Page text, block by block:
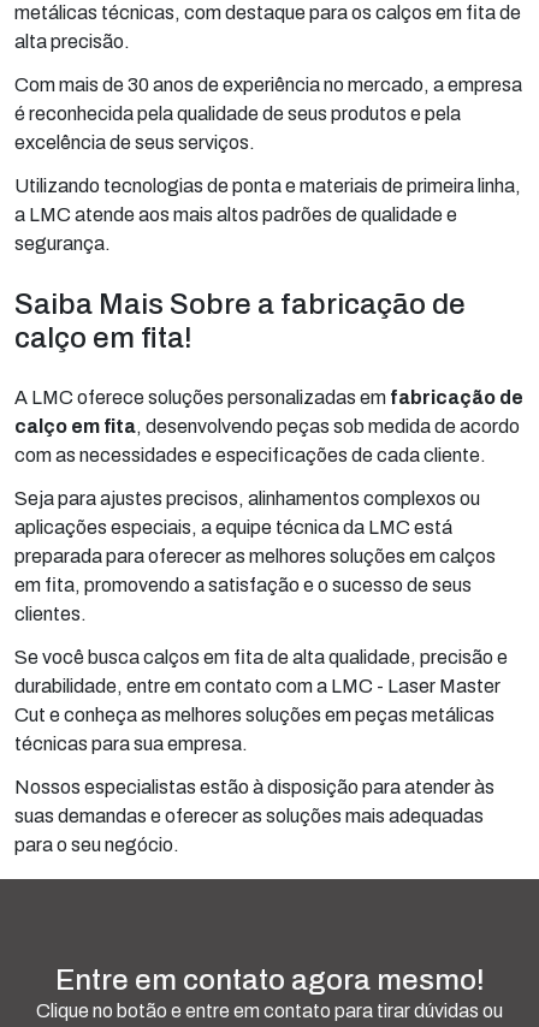
metálicas técnicas, com destaque para os calços em fita de
alta precisão.
Com mais de 30 anos de experiência no mercado, a empresa
é reconhecida pela qualidade de seus produtos e pela
excelência de seus serviços.
Utilizando tecnologias de ponta e materiais de primeira linha,
a LMC atende aos mais altos padrões de qualidade e
segurança.
Saiba Mais Sobre a fabricação de
calço em fita!
A LMC oferece soluções personalizadas em fabricação de
calço em fita, desenvolvendo peças sob medida de acordo
com as necessidades e especificações de cada cliente.
Seja para ajustes precisos, alinhamentos complexos ou
aplicações especiais, a equipe técnica da LMC está
preparada para oferecer as melhores soluções em calços
em fita, promovendo a satisfação e o sucesso de seus
clientes.
Se você busca calços em fita de alta qualidade, precisão e
durabilidade, entre em contato com a LMC - Laser Master
Cut e conheça as melhores soluções em peças metálicas
técnicas para sua empresa.
Nossos especialistas estão à disposição para atender às
suas demandas e oferecer as soluções mais adequadas
para o seu negócio.
Entre em contato agora mesmo!
Clique no botão e entre em contato para tirar dúvidas ou